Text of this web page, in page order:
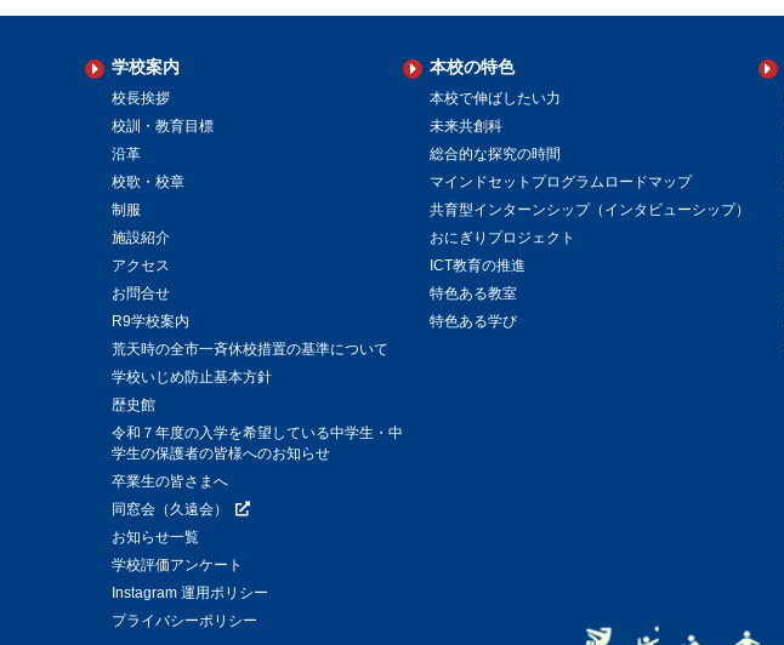
学校案内
校長挨拶
校訓・教育目標
沿革
校歌・校章
制服
施設紹介
アクセス
お問合せ
R9学校案内
荒天時の全市一斉休校措置の基準について
学校いじめ防止基本方針
歴史館
令和７年度の入学を希望している中学生・中
学生の保護者の皆様へのお知らせ
卒業生の皆さまへ
同窓会（久遠会）
お知らせ一覧
学校評価アンケート
Instagram 運用ポリシー
プライバシーポリシー
本校の特色
本校で伸ばしたい力
未来共創科
総合的な探究の時間
マインドセットプログラムロードマップ
共育型インターンシップ（インタビューシップ）
おにぎりプロジェクト
ICT教育の推進
特色ある教室
特色ある学び